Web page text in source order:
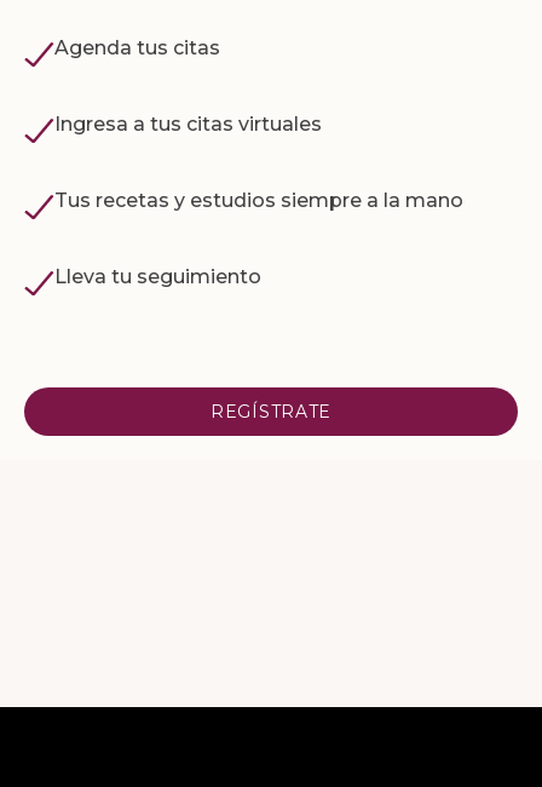
Agenda tus citas
Ingresa a tus citas virtuales
Tus recetas y estudios siempre a la mano
Lleva tu seguimiento
REGÍSTRATE